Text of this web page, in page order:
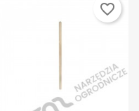
favorite_border